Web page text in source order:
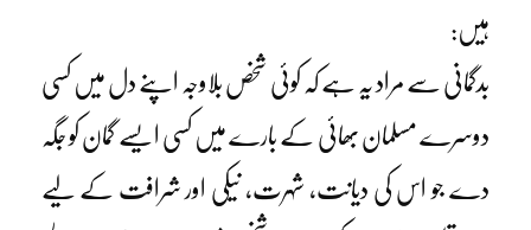
ہیں:
بدگمانی سے مراد یہ ہے کہ کوئی شخص بلاوجہ اپنے دل میں کسی
دوسرے مسلمان بھائی کے بارے میں کسی ایسے گمان کو جگہ
دے جو اس کی دیانت، شہرت، نیکی اور شرافت کے لیے